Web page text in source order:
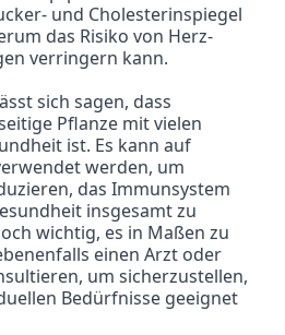
und Cholesterinspiegel
das Risiko von Herz-
verringern kann.
Pflanze mit vielen
ist. Es kann auf
werden, um
das Immunsystem
insgesamt zu
wichtig, es in Maßen zu
einen Arzt oder
um sicherzustellen,
Bedürfnisse geeignet